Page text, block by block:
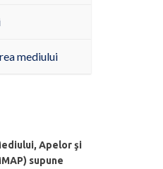
mediului
Apelor şi
supune